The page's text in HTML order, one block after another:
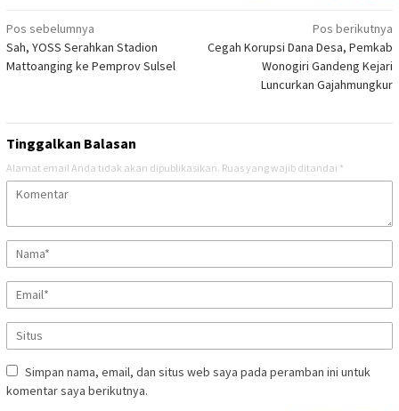
Navigasi
pos
Pos sebelumnya
Sah, YOSS Serahkan Stadion
Mattoanging ke Pemprov Sulsel
Pos berikutnya
Cegah Korupsi Dana Desa, Pemkab
Wonogiri Gandeng Kejari
Luncurkan Gajahmungkur
Tinggalkan Balasan
Alamat email Anda tidak akan dipublikasikan. Ruas yang wajib ditandai *
Simpan nama, email, dan situs web saya pada peramban ini untuk
komentar saya berikutnya.